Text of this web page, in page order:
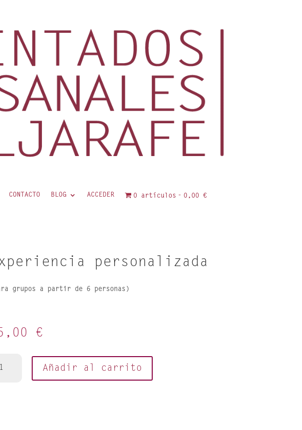
CONTACTO BLOG ACCEDER 0 artículos 0,00 €
personalizada
grupos a partir de 6 personas)
€
Añadir al carrito